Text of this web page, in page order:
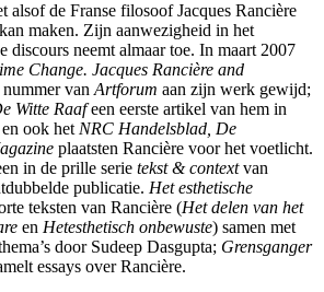
alsof de Franse filosoof Jacques Rancière
maken. Zijn aanwezigheid in het
discours neemt almaar toe. In maart 2007
Change. Jacques Rancière and
van Artforum aan zijn werk gewijd;
Witte Raafeen eerste artikel van hem in
ook het NRC Handelsblad, De
plaatsten Rancière voor het voetlicht.
in de prille serie tekst & contextvan
publicatie. Het esthetische
teksten van Rancière (Het delen van het
en Hetesthetisch onbewuste) samen met
door Sudeep Dasgupta; Grensganger
essays over Rancière.